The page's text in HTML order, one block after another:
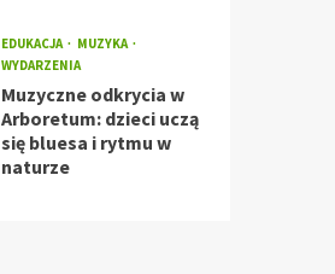
EDUKACJA
MUZYKA
WYDARZENIA
Muzyczne odkrycia w
Arboretum: dzieci uczą
się bluesa i rytmu w
naturze